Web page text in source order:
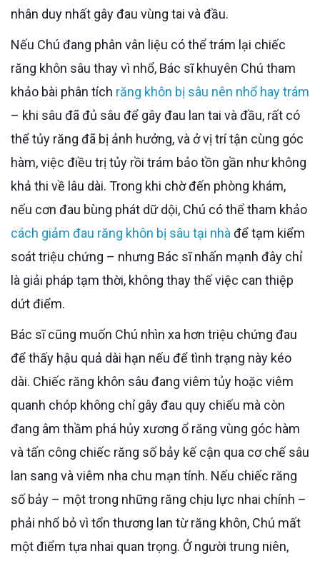
nhân duy nhất gây đau vùng tai và đầu.
Nếu Chú đang phân vân liệu có thể trám lại chiếc
răng khôn sâu thay vì nhổ, Bác sĩ khuyên Chú tham
khảo bài phân tích răng khôn bị sâu nên nhổ hay trám
– khi sâu đã đủ sâu để gây đau lan tai và đầu, rất có
thể tủy răng đã bị ảnh hưởng, và ở vị trí tận cùng góc
hàm, việc điều trị tủy rồi trám bảo tồn gần như không
khả thi về lâu dài. Trong khi chờ đến phòng khám,
nếu cơn đau bùng phát dữ dội, Chú có thể tham khảo
cách giảm đau răng khôn bị sâu tại nhà để tạm kiểm
soát triệu chứng – nhưng Bác sĩ nhấn mạnh đây chỉ
là giải pháp tạm thời, không thay thế việc can thiệp
dứt điểm.
Bác sĩ cũng muốn Chú nhìn xa hơn triệu chứng đau
để thấy hậu quả dài hạn nếu để tình trạng này kéo
dài. Chiếc răng khôn sâu đang viêm tủy hoặc viêm
quanh chóp không chỉ gây đau quy chiếu mà còn
đang âm thầm phá hủy xương ổ răng vùng góc hàm
và tấn công chiếc răng số bảy kế cận qua cơ chế sâu
lan sang và viêm nha chu mạn tính. Nếu chiếc răng
số bảy – một trong những răng chịu lực nhai chính –
phải nhổ bỏ vì tổn thương lan từ răng khôn, Chú mất
một điểm tựa nhai quan trọng. Ở người trung niên,